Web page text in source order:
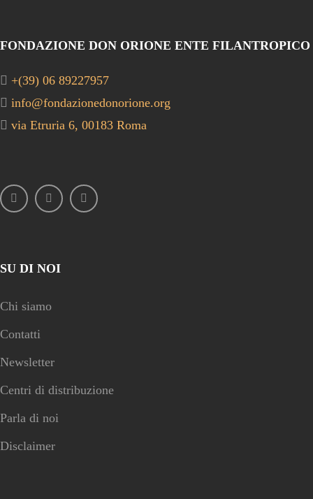
FONDAZIONE DON ORIONE ENTE FILANTROPICO
+(39) 06 89227957
info@fondazionedonorione.org
via Etruria 6, 00183 Roma
SU DI NOI
Chi siamo
Contatti
Newsletter
Centri di distribuzione
Parla di noi
Disclaimer